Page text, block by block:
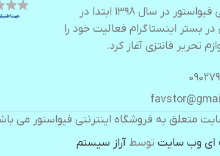
فروشگاه اینترنتی فیواستور در سال ۱۳۹۸ ابتدا در
بستر اینستاگرام فعالیت خود را
تحریر فانتزی آغاز کرد.
متعلق به فروشگاه اینترنتی فیواستور می
ای وب سایت توسطآراز سیستم